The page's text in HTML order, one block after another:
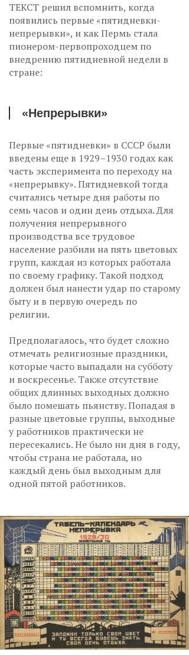
ТЕКСТ решил вспомнить, когда
появились первые «пятидневки-
непрерывки», и как Пермь стала
пионером-первопроходцем по
внедрению пятидневной недели в
стране:
«Непрерывки»
Первые «пятидневки» в СССР были
введены еще в 1929–1930 годах как
часть эксперимента по переходу на
«непрерывку». Пятидневкой тогда
считались четыре дня работы по
семь часов и один день отдыха. Для
получения непрерывного
производства все трудовое
население разбили на пять цветовых
групп, каждая из которых работала
по своему графику. Такой подход
должен был нанести удар по старому
быту и в первую очередь по
религии.
Предполагалось, что будет сложно
отмечать религиозные праздники,
которые часто выпадали на субботу
и воскресенье. Также отсутствие
общих длинных выходных должно
было помешать пьянству. Попадая в
разные цветовые группы, выходные
у работников практически не
пересекались. Не было ни дня в году,
чтобы страна не работала, но
каждый день был выходным для
одной пятой работников.